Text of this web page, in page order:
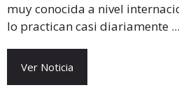
muy conocida a nivel
lo practican casi diariamente ...
Ver Noticia